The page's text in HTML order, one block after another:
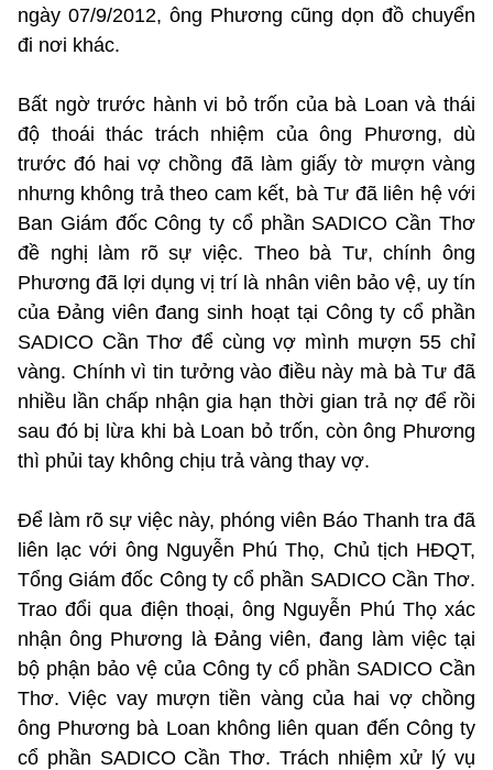
ngày 07/9/2012, ông Phương cũng dọn đồ chuyển
đi nơi khác.
Bất ngờ trước hành vi bỏ trốn của bà Loan và thái
độ thoái thác trách nhiệm của ông Phương, dù
trước đó hai vợ chồng đã làm giấy tờ mượn vàng
nhưng không trả theo cam kết, bà Tư đã liên hệ với
Ban Giám đốc Công ty cổ phần SADICO Cần Thơ
đề nghị làm rõ sự việc. Theo bà Tư, chính ông
Phương đã lợi dụng vị trí là nhân viên bảo vệ, uy tín
của Đảng viên đang sinh hoạt tại Công ty cổ phần
SADICO Cần Thơ để cùng vợ mình mượn 55 chỉ
vàng. Chính vì tin tưởng vào điều này mà bà Tư đã
nhiều lần chấp nhận gia hạn thời gian trả nợ để rồi
sau đó bị lừa khi bà Loan bỏ trốn, còn ông Phương
thì phủi tay không chịu trả vàng thay vợ.
Để làm rõ sự việc này, phóng viên Báo Thanh tra đã
liên lạc với ông Nguyễn Phú Thọ, Chủ tịch HĐQT,
Tổng Giám đốc Công ty cổ phần SADICO Cần Thơ.
Trao đổi qua điện thoại, ông Nguyễn Phú Thọ xác
nhận ông Phương là Đảng viên, đang làm việc tại
bộ phận bảo vệ của Công ty cổ phần SADICO Cần
Thơ. Việc vay mượn tiền vàng của hai vợ chồng
ông Phương bà Loan không liên quan đến Công ty
cổ phần SADICO Cần Thơ. Trách nhiệm xử lý vụ